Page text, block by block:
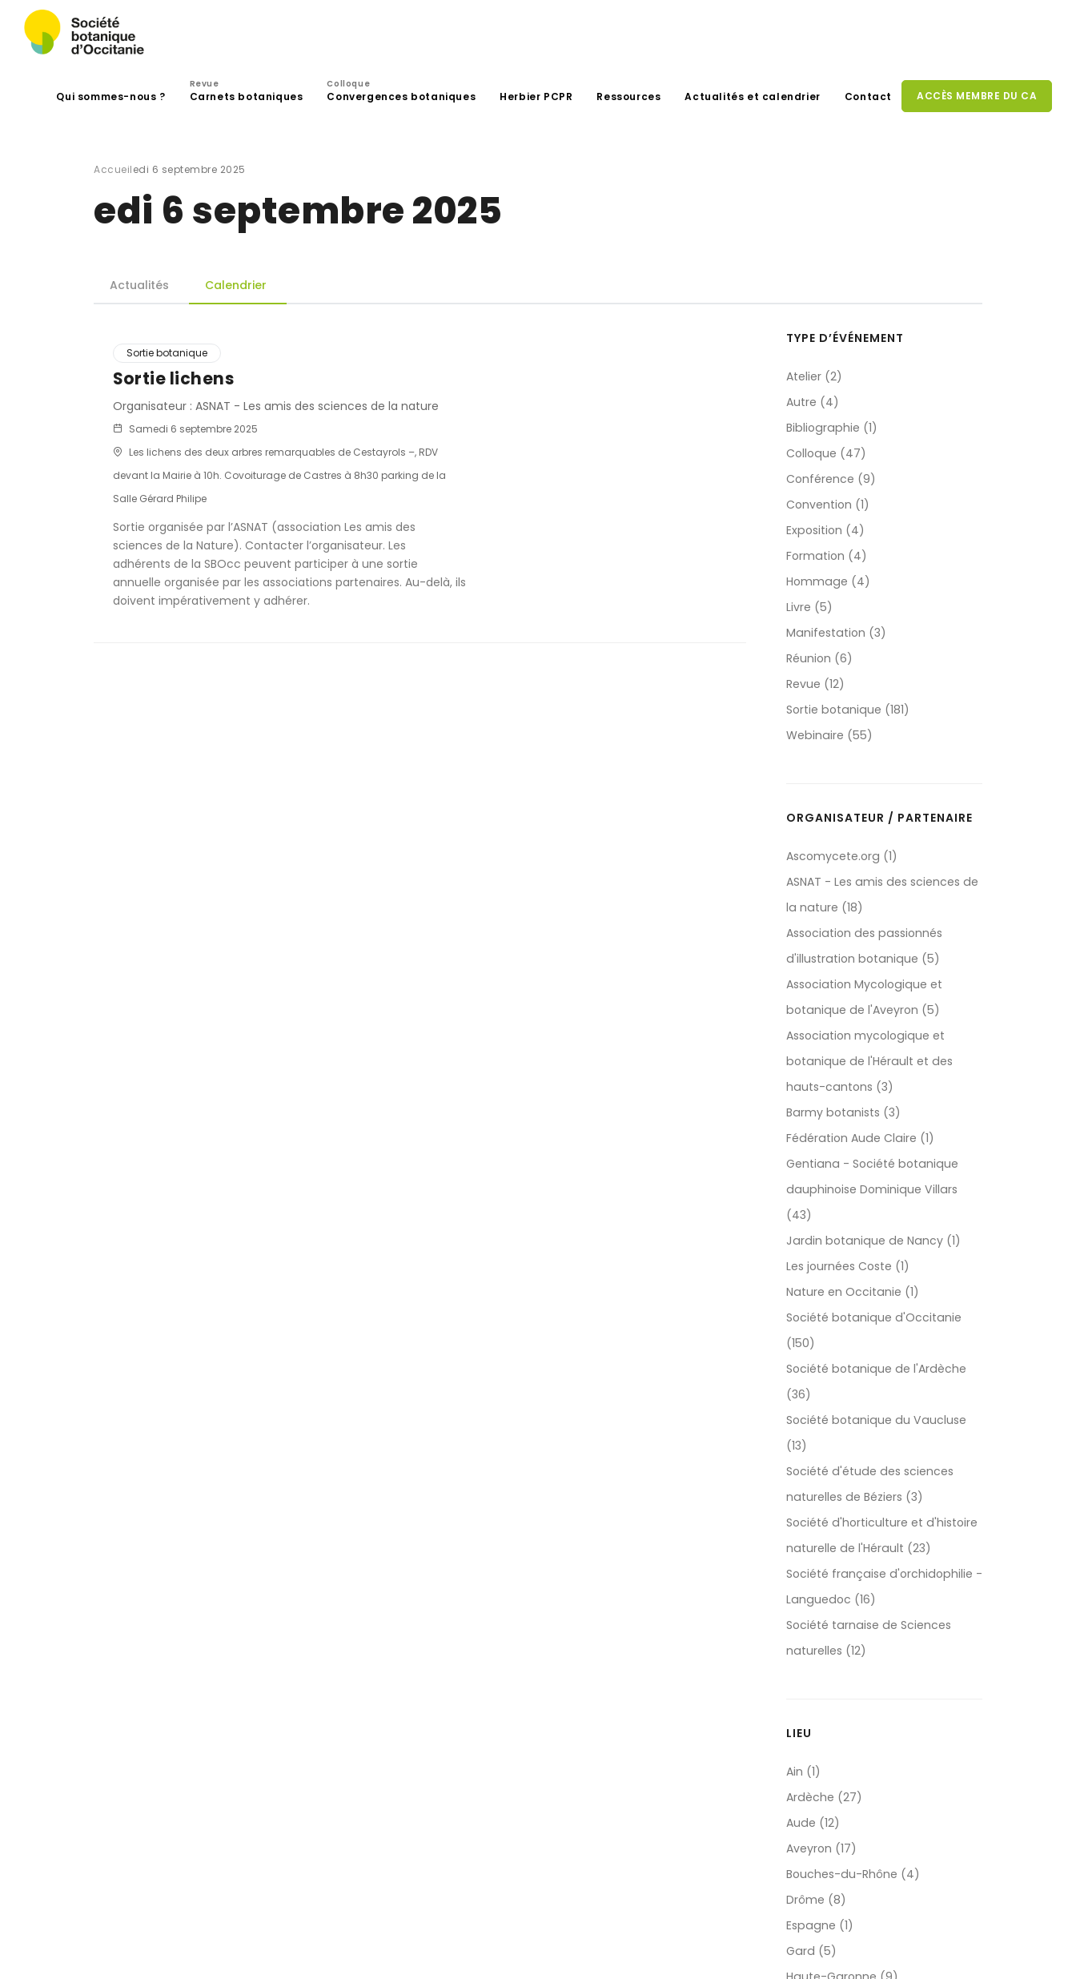
Qui sommes-nous ?
Revue
Carnets botaniques
Colloque
Convergences botaniques Herbier PCPR Ressources Actualités et calendrier Contact ACCÈS MEMBRE DU CA
Accueiledi 6 septembre 2025
edi 6 septembre 2025
Actualités Calendrier
Sortie botanique
Sortie lichens
Organisateur : ASNAT - Les amis des sciences de la nature
Samedi 6 septembre 2025
Les lichens des deux arbres remarquables de Cestayrols –, RDV
devant la Mairie à 10h. Covoiturage de Castres à 8h30 parking de la
Salle Gérard Philipe
Sortie organisée par l’ASNAT (association Les amis des
sciences de la Nature). Contacter l’organisateur. Les
adhérents de la SBOcc peuvent participer à une sortie
annuelle organisée par les associations partenaires. Au-delà, ils
doivent impérativement y adhérer.
TYPE D’ÉVÉNEMENT
Atelier (2)
Autre (4)
Bibliographie (1)
Colloque (47)
Conférence (9)
Convention (1)
Exposition (4)
Formation (4)
Hommage (4)
Livre (5)
Manifestation (3)
Réunion (6)
Revue (12)
Sortie botanique (181)
Webinaire (55)
ORGANISATEUR / PARTENAIRE
Ascomycete.org (1)
ASNAT - Les amis des sciences de
la nature (18)
Association des passionnés
d'illustration botanique (5)
Association Mycologique et
botanique de l'Aveyron (5)
Association mycologique et
botanique de l'Hérault et des
hauts-cantons (3)
Barmy botanists (3)
Fédération Aude Claire (1)
Gentiana - Société botanique
dauphinoise Dominique Villars
(43)
Jardin botanique de Nancy (1)
Les journées Coste (1)
Nature en Occitanie (1)
Société botanique d'Occitanie
(150)
Société botanique de l'Ardèche
(36)
Société botanique du Vaucluse
(13)
Société d'étude des sciences
naturelles de Béziers (3)
Société d'horticulture et d'histoire
naturelle de l'Hérault (23)
Société française d'orchidophilie -
Languedoc (16)
Société tarnaise de Sciences
naturelles (12)
LIEU
Ain (1)
Ardèche (27)
Aude (12)
Aveyron (17)
Bouches-du-Rhône (4)
Drôme (8)
Espagne (1)
Gard (5)